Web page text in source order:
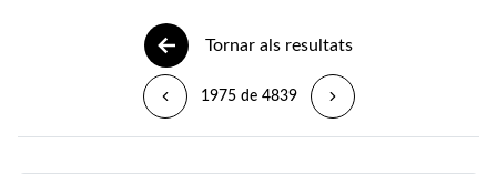
Tornar als resultats
1975 de 4839